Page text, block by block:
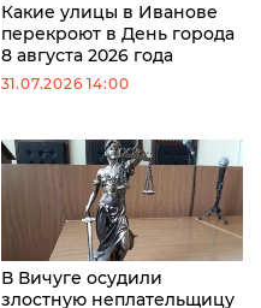
Какие улицы в Иванове
перекроют в День города
8 августа 2026 года
31.07.2026 14:00
В Вичуге осудили
злостную неплательщицу